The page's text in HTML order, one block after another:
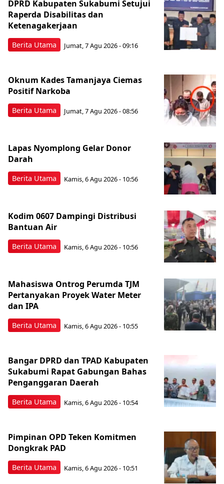
Berita Utama
DPRD Kabupaten Sukabumi Setujui
Raperda Disabilitas dan
Ketenagakerjaan
Jumat, 7 Agu 2026 - 09:16
Berita Utama
Oknum Kades Tamanjaya Ciemas
Positif Narkoba
Jumat, 7 Agu 2026 - 08:56
Berita Utama
Lapas Nyomplong Gelar Donor
Darah
Kamis, 6 Agu 2026 - 10:56
Berita Utama
Kodim 0607 Dampingi Distribusi
Bantuan Air
Kamis, 6 Agu 2026 - 10:56
Berita Utama
Mahasiswa Ontrog Perumda TJM
Pertanyakan Proyek Water Meter
dan IPA
Kamis, 6 Agu 2026 - 10:55
Berita Utama
Bangar DPRD dan TPAD Kabupaten
Sukabumi Rapat Gabungan Bahas
Penganggaran Daerah
Kamis, 6 Agu 2026 - 10:54
Berita Utama
Pimpinan OPD Teken Komitmen
Dongkrak PAD
Kamis, 6 Agu 2026 - 10:51